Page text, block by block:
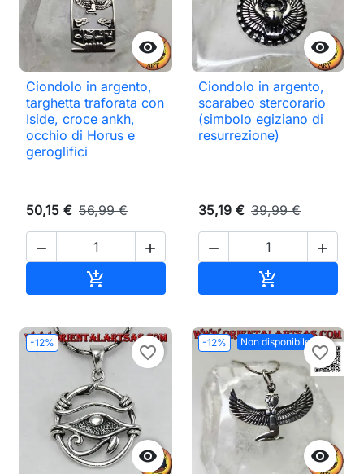

Ciondolo in argento,
targhetta traforata con
Iside, croce ankh,
occhio di Horus e
geroglifici
50,15 € 56,99 €
 


Ciondolo in argento,
scarabeo stercorario
(simbolo egiziano di
resurrezione)
35,19 € 39,99 €
 

-12%

favorite_border
-12% Non disponibile

favorite_border